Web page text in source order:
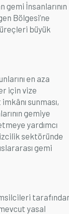
gemi İnsanlarının
Bölgesi’ne
büyük
en aza
için vize
sunması,
gemiye
yardımcı
sektöründe
gemi
yasal